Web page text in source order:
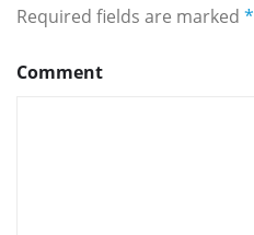
Required fields are marked *
Comment